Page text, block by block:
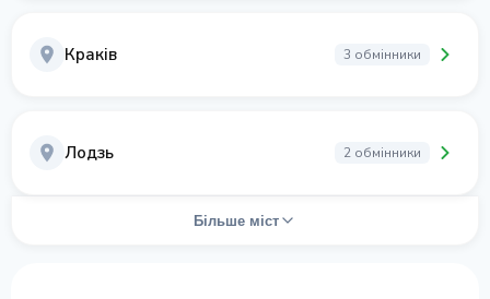
Краків 3 обмінники
Лодзь 2 обмінники
Більше міст